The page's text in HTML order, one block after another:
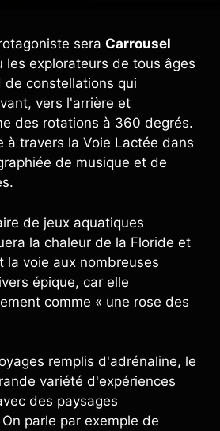
sera Carrousel
les explorateurs de tous âges
constellations qui
vers l'arrière et
des rotations à 360 degrés.
à travers la Voie Lactée dans
de musique et de
de jeux aquatiques
la chaleur de la Floride et
la voie aux nombreuses
épique, car elle
comme « une rose des
remplis d'adrénaline, le
variété d'expériences
des paysages
parle par exemple de